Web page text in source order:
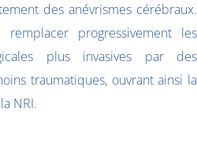
des anévrismes cérébraux.
progressivement les
plus invasives par des
traumatiques, ouvrant ainsi la
NRI.